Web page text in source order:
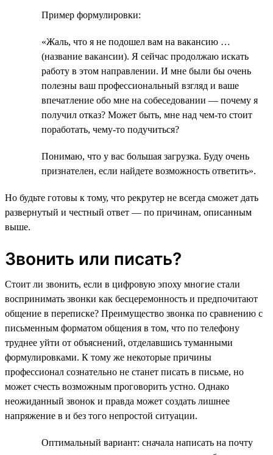
Пример формулировки:
«Жаль, что я не подошел вам на вакансию …
(название вакансии). Я сейчас продолжаю искать
работу в этом направлении. И мне были бы очень
полезны ваш профессиональный взгляд и ваше
впечатление обо мне на собеседовании — почему я
получил отказ? Может быть, мне над чем-то стоит
поработать, чему-то подучиться?
Понимаю, что у вас большая загрузка. Буду очень
признателен, если найдете возможность ответить».
Но будьте готовы к тому, что рекрутер не всегда сможет дать
развернутый и честный ответ — по причинам, описанным
выше.
Звонить или писать?
Стоит ли звонить, если в цифровую эпоху многие стали
воспринимать звонки как бесцеремонность и предпочитают
общение в переписке? Преимущество звонка по сравнению с
письменным форматом общения в том, что по телефону
труднее уйти от объяснений, отделавшись туманными
формулировками. К тому же некоторые причины
профессионал сознательно не станет писать в письме, но
может счесть возможным проговорить устно. Однако
неожиданный звонок и правда может создать лишнее
напряжение в и без того непростой ситуации.
Оптимальный вариант: сначала написать на почту